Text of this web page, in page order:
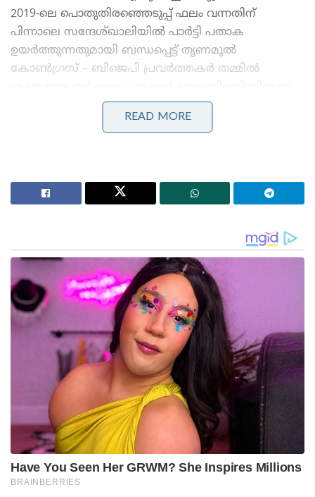
2019-ലെ പൊതുതിരഞ്ഞെടുപ്പ് ഫലം വന്നതിന്
പിന്നാലെ സന്ദേശ്ഖാലിയിൽ പാർട്ടി പതാക
ഉയർത്തുന്നതുമായി ബന്ധപ്പെട്ട് തൃണമൂൽ
കോൺഗ്രസ് – ബിജെപി പ്രവർത്തകർ തമ്മിൽ
ഇതിന്റെ തുടർച്ചയായാണ് ബിജെപി പ്രവർത്തകരായ
ദേബ്ദാസ് മൊണ്ടൽ, പ്രദീപ് മൊണ്ടൽ, സുകാന്ത
മൊല്ലയും കൂട്ടാളികളും ചേർന്നാണ് മൂവരെയും
വെട്ടിക്കൊലപ്പെടുത്തിയതെന്ന് സിബിഐ അന്വേഷണ
പോലീസ് വകുപ്പ് വൻ വീഴ്ചയായിരുന്നു ഈ കേസിൽ
വരുത്തിയിരുന്നത്. എന്നാൽ സിബിഐ കേസ്
ഏറ്റെടുത്തതോടെ യഥാർത്ഥ പ്രതികളിലേക്ക്
അന്വേഷണം എത്തുകയായിരുന്നു.
Stories you may like
ദേശീയ ചിഹ്നങ്ങളെ അപമാനിക്കുന്നവർക്ക് ഇന്ത്യയിൽ
ജീവിക്കാൻ അർഹതയില്ലെന്ന് യോഗി ആദിത്യനാഥ്:
ലഖ്‌നൗവിൽ തിരംഗ യാത്രയ്ക്ക് തുടക്കം
‘ഭക്ഷണം കഴിച്ചതിന് പിന്നാലെ മരണം;
പാകിസ്താനിൽ ലഷ്കർ കമാൻഡർ കൊല്ലപ്പെട്ടു!’:
അജ്ഞാത തോക്കുധാരികളുടെ പേടിസ്വപ്നത്തിൽ
ഭീകരർ
READ MORE